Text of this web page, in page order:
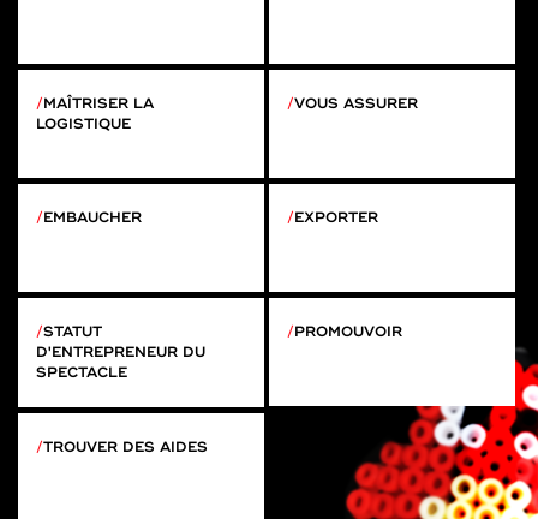
MAÎTRISER LA
LOGISTIQUE
VOUS ASSURER
EMBAUCHER EXPORTER
STATUT
D'ENTREPRENEUR DU
SPECTACLE
PROMOUVOIR
TROUVER DES AIDES